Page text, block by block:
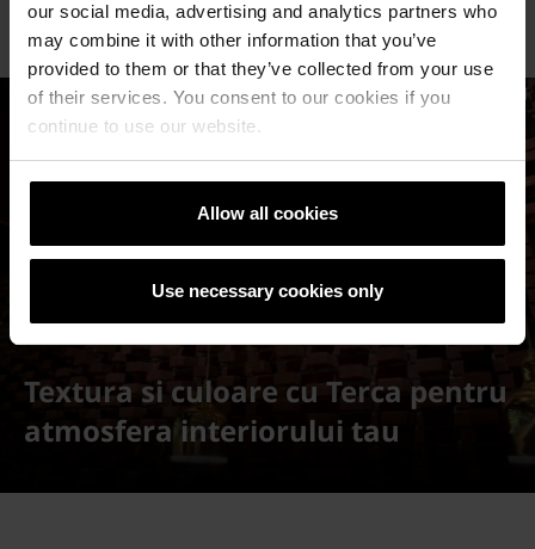
our social media, advertising and analytics partners who
may combine it with other information that you’ve
provided to them or that they’ve collected from your use
of their services. You consent to our cookies if you
continue to use our website.
Allow all cookies
Use necessary cookies only
Textura si culoare cu Terca pentru
atmosfera interiorului tau